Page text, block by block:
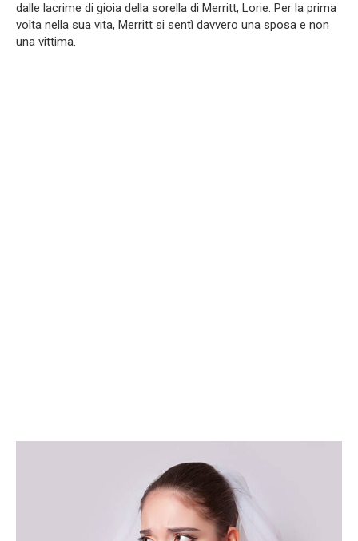
dalle lacrime di gioia della sorella di Merritt, Lorie. Per la prima
volta nella sua vita, Merritt si sentì davvero una sposa e non
una vittima.